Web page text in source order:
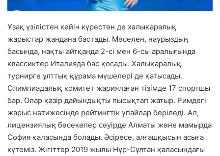
Ұзақ үзілістен кейін күрестен де халықаралық
жарыстар жандана бастады. Мәселен, наурыздың
басында, нақты айтқанда 2-сі мен 6-сы аралығында
классиктер Италияда бас қосады. Халықаралық
турнирге ұлттық құрама мүшелері де қатысады.
Олимпиадалық комитет жариялаған тізімде 17 спортшы
бар. Олар қазір дайындықты пысықтап жатыр. Римдегі
жарыс нәтижесінде рейтингтік ұпайлар беріледі. Ал,
лицензиялық бәсекелер сәуірде Алматы және мамырда
София қаласында болады. Әсіресе, алғашқысын асыға
күтеміз. Жігіттер 2019 жылы Нұр-Сұлтан қаласындағы